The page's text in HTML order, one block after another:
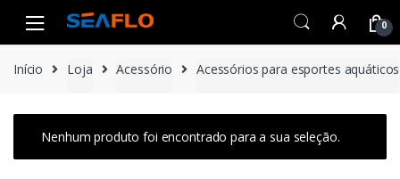
navigation
content
0
Início Loja Acessório Acessórios para esportes aquáticos
Nenhum produto foi encontrado para a sua seleção.